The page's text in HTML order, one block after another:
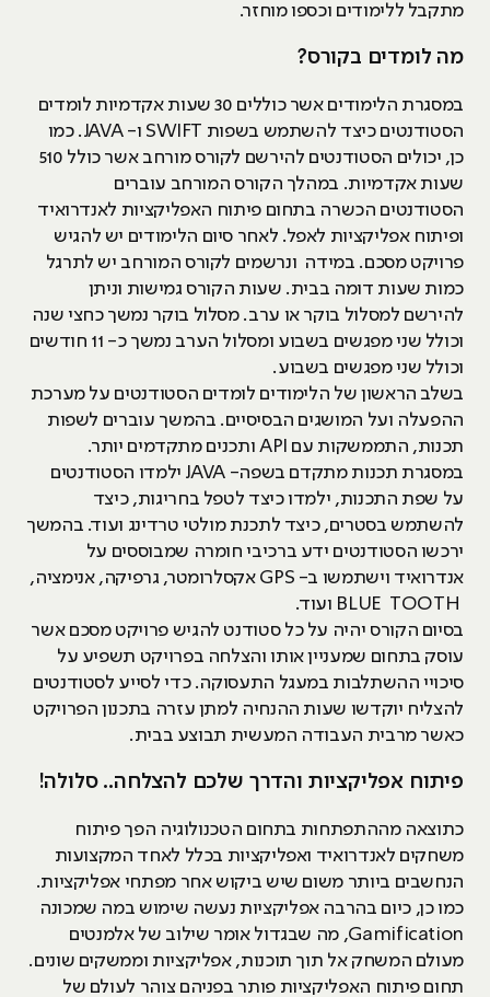
מתקבל ללימודים וכספו מוחזר.
מה לומדים בקורס?
במסגרת הלימודים אשר כוללים 30 שעות אקדמיות לומדים
הסטודנטים כיצד להשתמש בשפות SWIFT ו- JAVA. כמו
כן, יכולים הסטודנטים להירשם לקורס מורחב אשר כולל 510
שעות אקדמיות. במהלך הקורס המורחב עוברים
הסטודנטים הכשרה בתחום פיתוח האפליקציות לאנדרואיד
ופיתוח אפליקציות לאפל. לאחר סיום הלימודים יש להגיש
פרויקט מסכם. במידה ונרשמים לקורס המורחב יש לתרגל
כמות שעות דומה בבית. שעות הקורס גמישות וניתן
להירשם למסלול בוקר או ערב. מסלול בוקר נמשך כחצי שנה
וכולל שני מפגשים בשבוע ומסלול הערב נמשך כ- 11 חודשים
וכולל שני מפגשים בשבוע.
בשלב הראשון של הלימודים לומדים הסטודנטים על מערכת
ההפעלה ועל המושגים הבסיסיים. בהמשך עוברים לשפות
תכנות, התממשקות עם API ותכנים מתקדמים יותר.
במסגרת תכנות מתקדם בשפה- JAVA ילמדו הסטודנטים
על שפת התכנות, ילמדו כיצד לטפל בחריגות, כיצד
להשתמש בסטרים, כיצד לתכנת מולטי טרדינג ועוד. בהמשך
ירכשו הסטודנטים ידע ברכיבי חומרה שמבוססים על
אנדרואיד וישתמשו ב- GPS אקסלרומטר, גרפיקה, אנימציה,
בסיום הקורס יהיה על כל סטודנט להגיש פרויקט מסכם אשר
עוסק בתחום שמעניין אותו והצלחה בפרויקט תשפיע על
סיכויי ההשתלבות במעגל התעסוקה. כדי לסייע לסטודנטים
להצליח יוקדשו שעות ההנחיה למתן עזרה בתכנון הפרויקט
כאשר מרבית העבודה המעשית תבוצע בבית.
פיתוח אפליקציות והדרך שלכם להצלחה.. סלולה!
כתוצאה מההתפתחות בתחום הטכנולוגיה הפך פיתוח
משחקים לאנדרואיד ואפליקציות בכלל לאחד המקצועות
הנחשבים ביותר משום שיש ביקוש אחר מפתחי אפליקציות.
כמו כן, כיום בהרבה אפליקציות נעשה שימוש במה שמכונה
Gamification, מה שבגדול אומר שילוב של אלמנטים
מעולם המשחק אל תוך תוכנות, אפליקציות וממשקים שונים.
תחום פיתוח האפליקציות פותר בפניהם צוהר לעולם של